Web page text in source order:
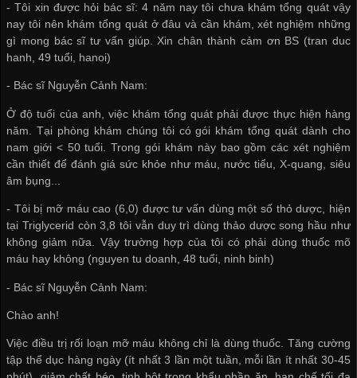
- Tôi xin được hỏi bác sĩ: 4 năm nay tôi chưa khám tổng quát vậy
nay tôi nên khám tổng quát ở đâu và cần khám, xét nghiệm những
gì mong bác sĩ tư vấn giúp. Xin chân thành cảm ơn BS (tran duc
hanh, 49 tuổi, hanoi)
- Bác sĩ Nguyễn Cảnh Nam:
Ở độ tuổi của anh, việc khám tổng quát phải được thực hiện hàng
năm. Tại phòng khám chúng tôi có gói khám tổng quát dành cho
nam giới < 50 tuổi. Trong gói khám này bao gồm các xét nghiệm
cần thiết để đánh giá sức khỏe như máu, nước tiểu, X-quang, siêu
âm bụng...
- Tôi bị mỡ máu cao (6,0) được tư vấn dùng một số thỏ dược, hiện
tại Triglycerid còn 3,8 tôi vẫn duy trì dùng thảo dược song hầu như
không giảm nữa. Vậy trường hợp của tôi có phải dùng thuốc mõ
máu hay không (nguyen tu doanh, 48 tuổi, ninh binh)
- Bác sĩ Nguyễn Cảnh Nam:
Chào anh!
Việc điều trị rối loạn mỡ máu không chỉ là dùng thuốc. Tăng cường
tập thể dục hàng ngày (ít nhất 3 lần một tuần, mỗi lần ít nhất 30-45